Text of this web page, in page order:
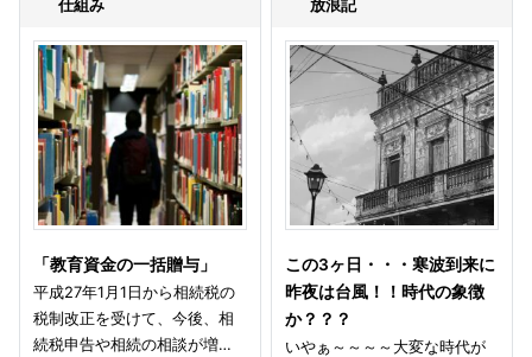
仕組み
「教育資金の一括贈与」
平成27年1月1日から相続税の
税制改正を受けて、今後、相
続税申告や相続の相談が増…
放浪記
この3ヶ日・・・寒波到来に
昨夜は台風！！時代の象徴
か？？？
いやぁ～～～～大変な時代が